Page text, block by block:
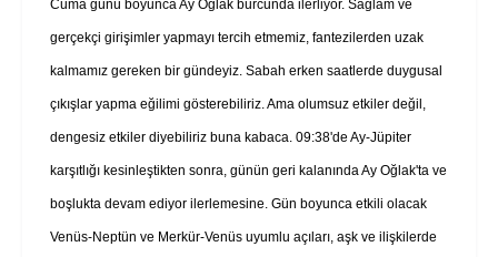
Cuma günü boyunca Ay Oğlak burcunda ilerliyor. Sağlam ve
gerçekçi girişimler yapmayı tercih etmemiz, fantezilerden uzak
kalmamız gereken bir gündeyiz. Sabah erken saatlerde duygusal
çıkışlar yapma eğilimi gösterebiliriz. Ama olumsuz etkiler değil,
dengesiz etkiler diyebiliriz buna kabaca. 09:38'de Ay-Jüpiter
karşıtlığı kesinleştikten sonra, günün geri kalanında Ay Oğlak'ta ve
boşlukta devam ediyor ilerlemesine. Gün boyunca etkili olacak
Venüs-Neptün ve Merkür-Venüs uyumlu açıları, aşk ve ilişkilerde